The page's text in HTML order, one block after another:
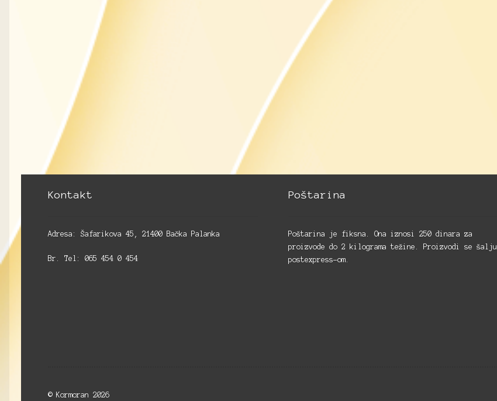
Kontakt
Adresa: Šafarikova 45, 21400 Bačka Palanka
Br. Tel: 065 454 0 454
Poštarina
Poštarina je fiksna. Ona iznosi 250 dinara za
proizvode do 2 kilograma težine. Proizvodi se šalju
postexpress-om.
© Kormoran 2026